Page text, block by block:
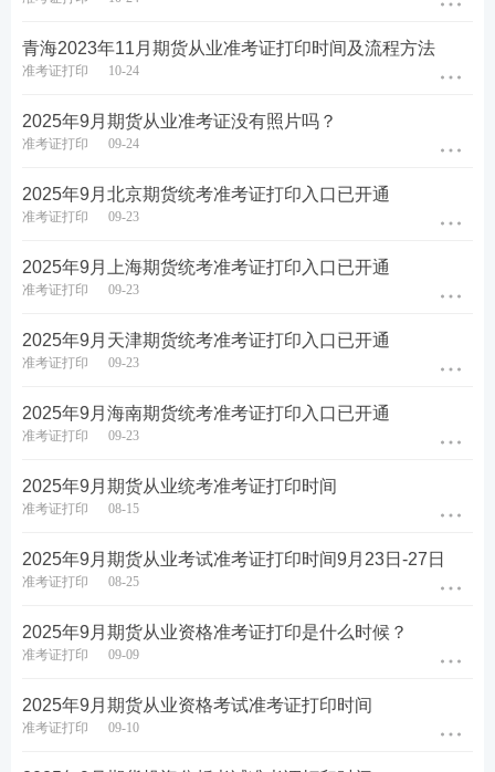
青海2023年11月期货从业准考证打印时间及流程方法
准考证打印 10-24
2025年9月期货从业准考证没有照片吗？
准考证打印 09-24
2025年9月北京期货统考准考证打印入口已开通
准考证打印 09-23
2025年9月上海期货统考准考证打印入口已开通
准考证打印 09-23
2025年9月天津期货统考准考证打印入口已开通
准考证打印 09-23
2025年9月海南期货统考准考证打印入口已开通
准考证打印 09-23
2025年9月期货从业统考准考证打印时间
准考证打印 08-15
2025年9月期货从业考试准考证打印时间9月23日-27日
准考证打印 08-25
2025年9月期货从业资格准考证打印是什么时候？
准考证打印 09-09
2025年9月期货从业资格考试准考证打印时间
准考证打印 09-10